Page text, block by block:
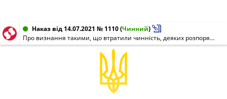
Наказ від 14.07.2021 № 1110(Чинний)
Про визнання такими, що втратили чинність, деяких розпоряджень Державної авіаційної адміністрації України